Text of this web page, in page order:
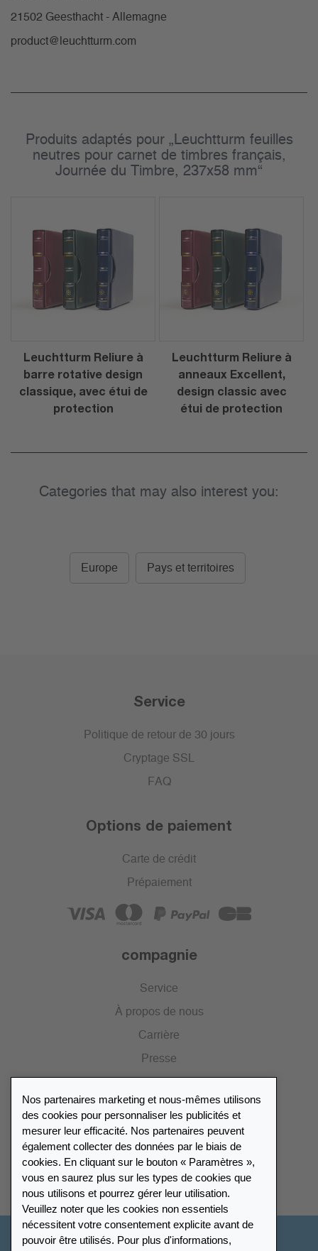
21502 Geesthacht - Allemagne
product@leuchtturm.com
Produits adaptés pour „Leuchtturm feuilles
neutres pour carnet de timbres français,
Journée du Timbre, 237x58 mm“
Leuchtturm Reliure à
barre rotative design
classique, avec étui de
protection
Leuchtturm Reliure à
anneaux Excellent,
design classic avec
étui de protection
Categories that may also interest you:
Europe Pays et territoires
Service
Politique de retour de 30 jours
Cryptage SSL
FAQ
Options de paiement
Carte de crédit
Prépaiement
compagnie
Service
À propos de nous
Carrière
Presse
Portail des revendeurs
Répertoire des revendeurs
Trouver Leuchtturm
Nos partenaires marketing et nous-mêmes utilisons
des cookies pour personnaliser les publicités et
mesurer leur efficacité. Nos partenaires peuvent
également collecter des données par le biais de
cookies. En cliquant sur le bouton « Paramètres »,
vous en saurez plus sur les types de cookies que
nous utilisons et pourrez gérer leur utilisation.
Veuillez noter que les cookies non essentiels
nécessitent votre consentement explicite avant de
pouvoir être utilisés. Pour plus d'informations,
France